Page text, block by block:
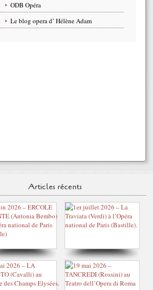
ODB Opéra
Le blog opera d’ Hélène Adam
Articles récents